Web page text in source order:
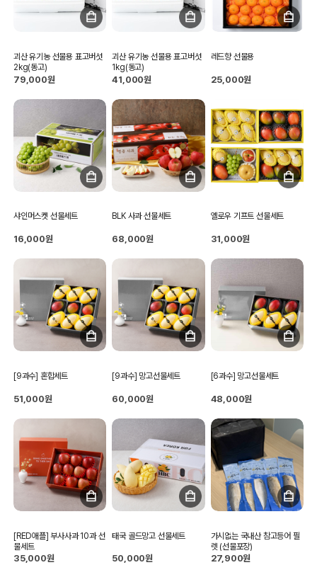
괴산 유기농 선물용 표고버섯
2kg(동고)
79,000원
괴산 유기농 선물용 표고버섯
1kg(동고)
41,000원
레드향 선물용
25,000원
샤인머스켓 선물세트
16,000원
BLK 사과 선물세트
68,000원
옐로우 기프트 선물세트
31,000원
[9과수] 혼합세트
51,000원
[9과수] 망고선물세트
60,000원
[6과수] 망고선물세트
48,000원
[RED애플] 부사사과 10과 선
물세트
35,000원
태국 골드망고 선물세트
50,000원
가시없는 국내산 참고등어 필
렛 (선물포장)
27,900원